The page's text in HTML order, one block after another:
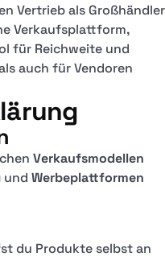
Vertrieb als Großhändler
Verkaufsplattform,
für Reichweite und
auch für Vendoren
Verkaufsmodellen
und Werbeplattformen
du Produkte selbst an